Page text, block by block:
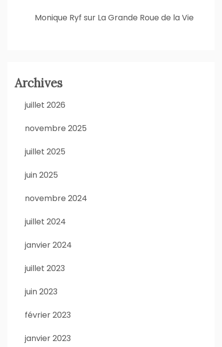
Monique Ryf sur La Grande Roue de la Vie
Archives
juillet 2026
novembre 2025
juillet 2025
juin 2025
novembre 2024
juillet 2024
janvier 2024
juillet 2023
juin 2023
février 2023
janvier 2023